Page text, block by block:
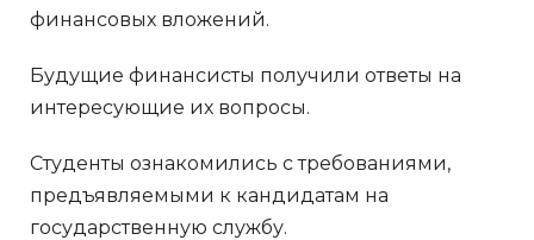
финансовых вложений.
Будущие финансисты получили ответы на
интересующие их вопросы.
Студенты ознакомились с требованиями,
предъявляемыми к кандидатам на
государственную службу.